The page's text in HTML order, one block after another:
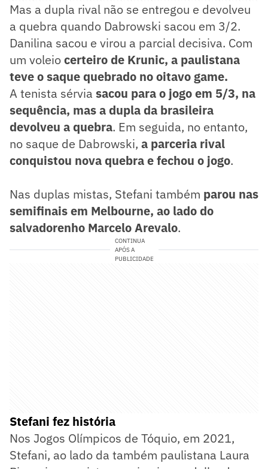
Mas a dupla rival não se entregou e devolveu
a quebra quando Dabrowski sacou em 3/2.
Danilina sacou e virou a parcial decisiva. Com
um voleiocerteiro de Krunic, a paulistana
teve o saque quebrado no oitavo game.
A tenista sérvia sacou para o jogo em 5/3, na
sequência, mas a dupla da brasileira
devolveu a quebra. Em seguida, no entanto,
no saque de Dabrowski, a parceria rival
conquistou nova quebra e fechou o jogo.
Nas duplas mistas, Stefani também parou nas
semifinais em Melbourne, ao lado do
salvadorenho Marcelo Arevalo.
CONTINUA
APÓS A
PUBLICIDADE
Stefani fez história
Nos Jogos Olímpicos de Tóquio, em 2021,
Stefani, ao lado da também paulistana Laura